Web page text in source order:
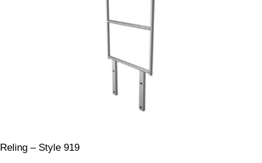
Reling – Style 919